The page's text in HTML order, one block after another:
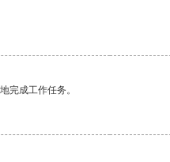
完成工作任务。